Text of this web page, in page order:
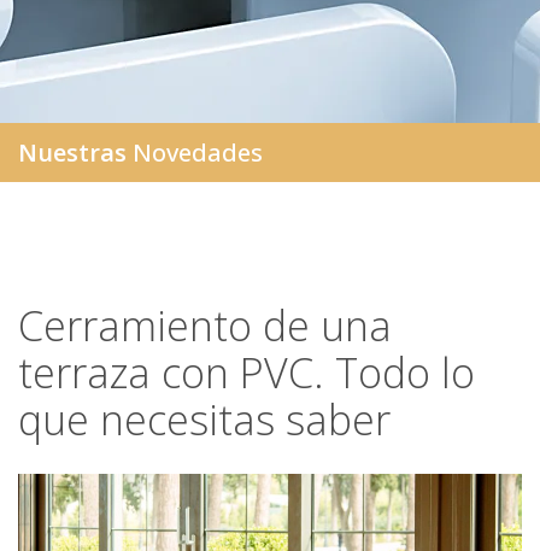
Nuestras Novedades
Cerramiento de una
terraza con PVC. Todo lo
que necesitas saber